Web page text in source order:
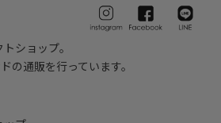
ショップ。
の通販を行っています。